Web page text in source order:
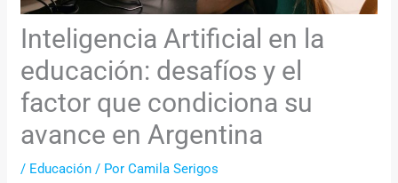
Inteligencia Artificial en la
educación: desafíos y el
factor que condiciona su
avance en Argentina
/ Educación / PorCamila Serigos